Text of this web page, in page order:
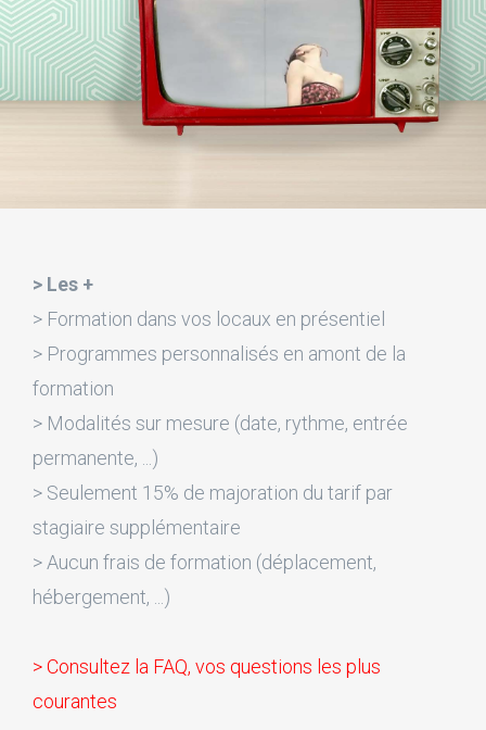
> Les +
> Formation dans vos locaux en présentiel
> Programmes personnalisés en amont de la
formation
> Modalités sur mesure (date, rythme, entrée
permanente, ...)
> Seulement 15% de majoration du tarif par
stagiaire supplémentaire
> Aucun frais de formation (déplacement,
hébergement, ...)
> Consultez la FAQ, vos questions les plus
courantes